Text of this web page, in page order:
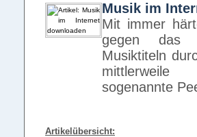
Musik im
Mit immer
gegen das
Musiktiteln
mittlerweile
sogenannte
Artikelübersicht: